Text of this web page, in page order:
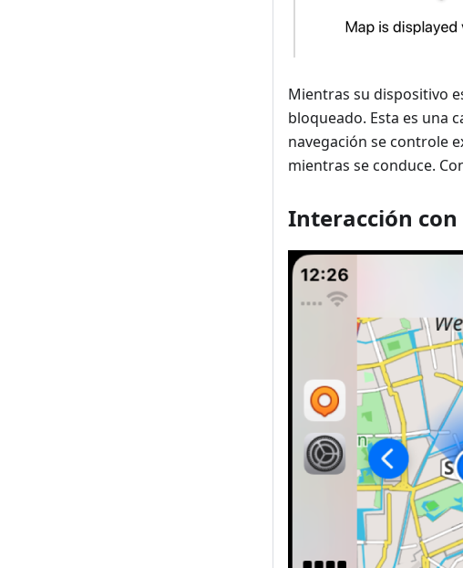
Mientras su dispositivo
bloqueado. Esta es una
navegación se controle
mientras se conduce.
Interacción con